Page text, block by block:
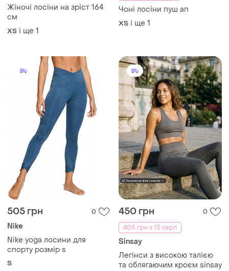
Жіночі лосіни на зріст 164
см
ХS і ще 1
Чоні лосіни пуш ап
ХS і ще 1
505 грн 0
Nike
Nike yoga лосини для
спорту розмір s
S
450 грн
0
405 грн з 13 серп
Sinsay
Легінси з високою талією
та облягаючим кроєм sinsay